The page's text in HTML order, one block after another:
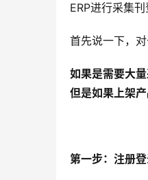
ERP进行采集刊
首先说一下，
如果是需要大
但是如果上架
第一步：注册